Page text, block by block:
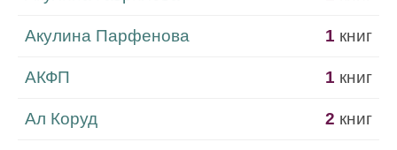
Акулина Парфенова 1 книг
АКФП 1 книг
Ал Коруд 2 книг